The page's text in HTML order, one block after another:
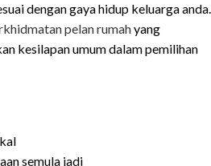
dengan gaya hidup keluarga anda.
pelan rumahyang
kesilapan umum dalam pemilihan
semula jadi